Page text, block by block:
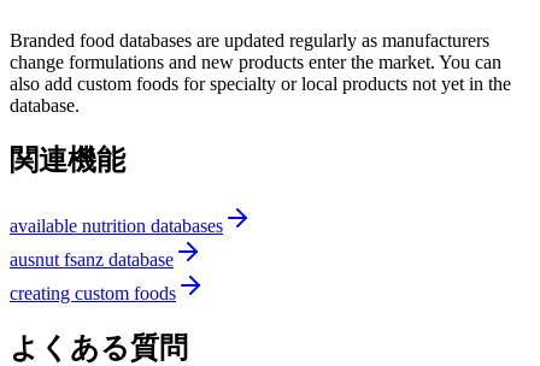
Branded food databases are updated regularly as manufacturers
change formulations and new products enter the market. You can
also add custom foods for specialty or local products not yet in the
database.
関連機能
available nutrition databases
ausnut fsanz database
creating custom foods
よくある質問